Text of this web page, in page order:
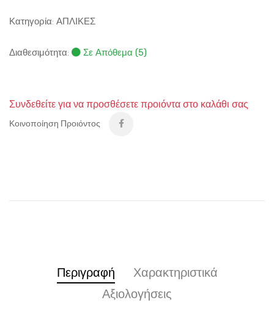
Κατηγορία: ΑΠΛΙΚΕΣ
Διαθεσιμότητα: Σε Απόθεμα (5)
Συνδεθείτε για να προσθέσετε προιόντα στο καλάθι σας
Κοινοποίηση Προιόντος
Περιγραφή
Χαρακτηριστικά
Αξιολογήσεις